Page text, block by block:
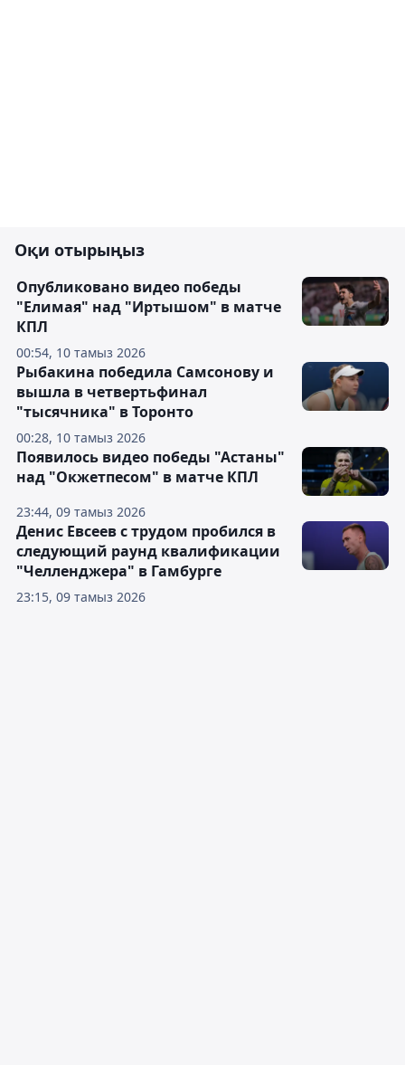
Оқи отырыңыз
00:54, 10 тамыз 2026
Опубликовано видео победы
"Елимая" над "Иртышом" в матче
КПЛ
00:28, 10 тамыз 2026
Рыбакина победила Самсонову и
вышла в четвертьфинал
"тысячника" в Торонто
23:44, 09 тамыз 2026
Появилось видео победы "Астаны"
над "Окжетпесом" в матче КПЛ
23:15, 09 тамыз 2026
Денис Евсеев с трудом пробился в
следующий раунд квалификации
"Челленджера" в Гамбурге